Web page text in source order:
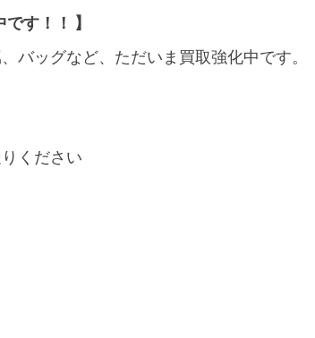
す！！ 】
バッグなど、ただいま買取強化中です。
ください